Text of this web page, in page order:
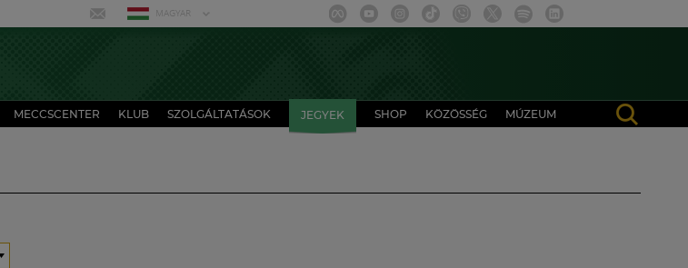
MAGYAR
MECCSCENTER KLUB SZOLGÁLTATÁSOK JEGYEK SHOP KÖZÖSSÉG MÚZEUM